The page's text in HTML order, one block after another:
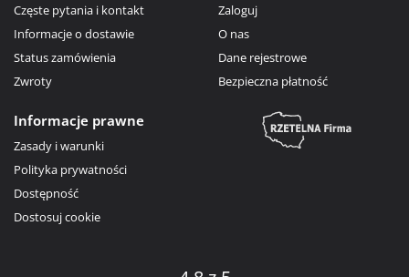
Częste pytania i kontakt
Informacje o dostawie
Status zamówienia
Zwroty
Zaloguj
O nas
Dane rejestrowe
Bezpieczna płatność
Informacje prawne
Zasady i warunki
Polityka prywatności
Dostępność
Dostosuj cookie